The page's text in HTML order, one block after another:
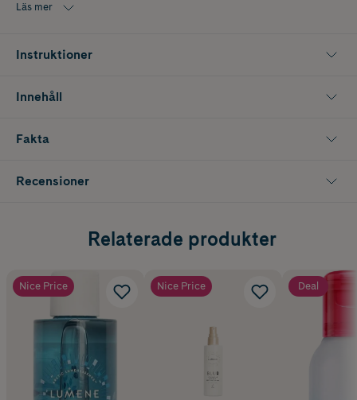
Läs mer
Instruktioner
Innehåll
Fakta
Recensioner
Relaterade produkter
Nice Price Nice Price Deal